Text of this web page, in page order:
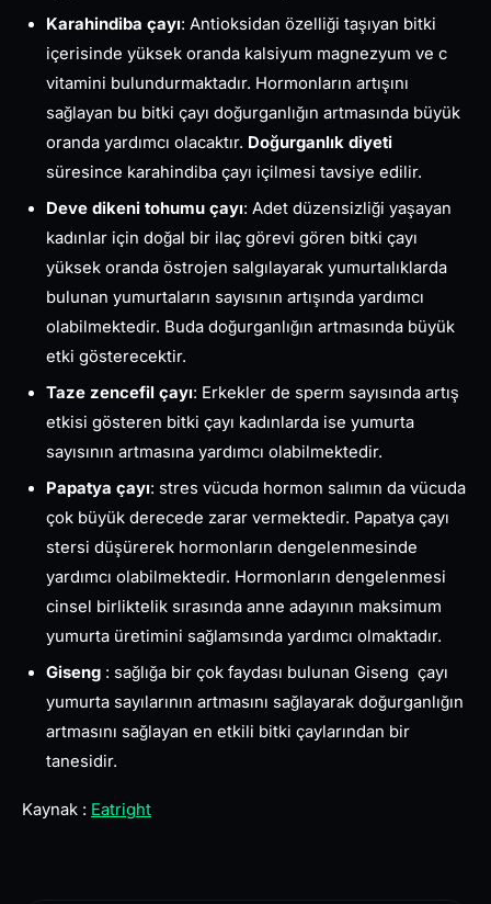
Karahindiba çayı: Antioksidan özelliği taşıyan bitki
içerisinde yüksek oranda kalsiyum magnezyum ve c
vitamini bulundurmaktadır. Hormonların artışını
sağlayan bu bitki çayı doğurganlığın artmasında büyük
oranda yardımcı olacaktır. Doğurganlık diyeti
süresince karahindiba çayı içilmesi tavsiye edilir.
Deve dikeni tohumu çayı: Adet düzensizliği yaşayan
kadınlar için doğal bir ilaç görevi gören bitki çayı
yüksek oranda östrojen salgılayarak yumurtalıklarda
bulunan yumurtaların sayısının artışında yardımcı
olabilmektedir. Buda doğurganlığın artmasında büyük
etki gösterecektir.
Taze zencefil çayı: Erkekler de sperm sayısında artış
etkisi gösteren bitki çayı kadınlarda ise yumurta
sayısının artmasına yardımcı olabilmektedir.
Papatya çayı: stres vücuda hormon salımın da vücuda
çok büyük derecede zarar vermektedir. Papatya çayı
stersi düşürerek hormonların dengelenmesinde
yardımcı olabilmektedir. Hormonların dengelenmesi
cinsel birliktelik sırasında anne adayının maksimum
yumurta üretimini sağlamsında yardımcı olmaktadır.
Giseng : sağlığa bir çok faydası bulunan Giseng çayı
yumurta sayılarının artmasını sağlayarak doğurganlığın
artmasını sağlayan en etkili bitki çaylarından bir
tanesidir.
Kaynak : Eatright